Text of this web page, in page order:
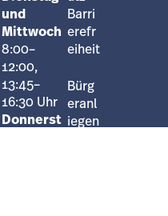
und
Mittwoch
8:00–
12:00,
13:45–
16:30 Uhr
Donnerst
Barri
erefr
eiheit
Bürg
eranl
iegen